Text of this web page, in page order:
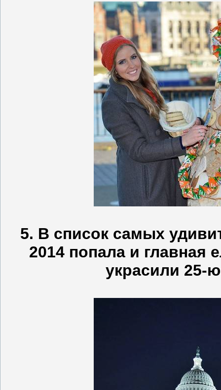
5. В список самых
2014 попала и
украсили 25-